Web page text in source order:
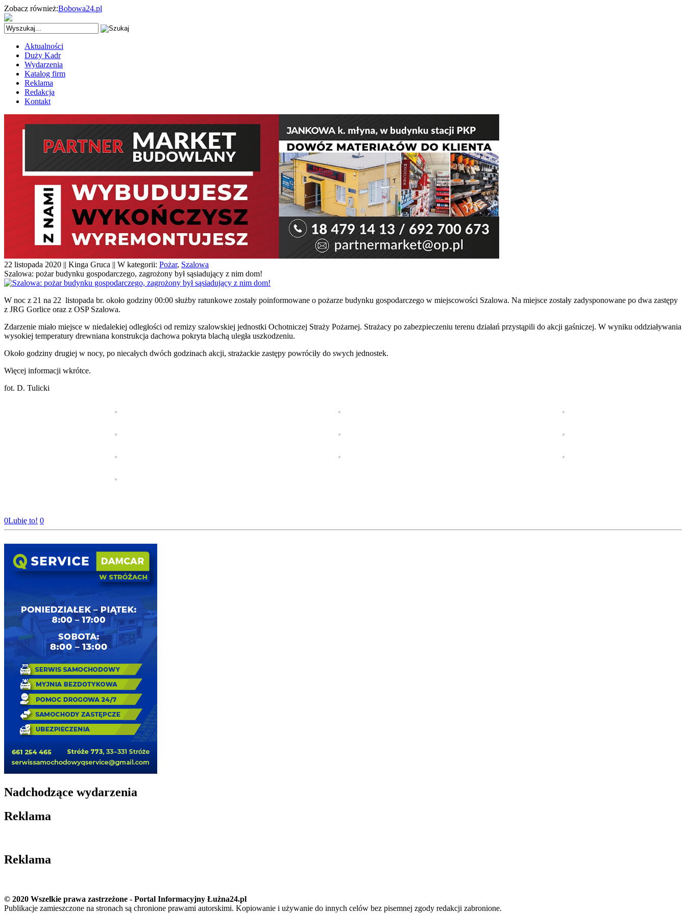
Zobacz również:Bobowa24.pl
Aktualności
Duży Kadr
Wydarzenia
Katalog firm
Reklama
Redakcja
Kontakt
22 listopada 2020 || Kinga Gruca || W kategorii: Pożar, Szalowa
Szalowa: pożar budynku gospodarczego, zagrożony był sąsiadujący z nim dom!
W noc z 21 na 22 listopada br. około godziny 00:00 służby ratunkowe zostały poinformowane o pożarze budynku gospodarczego w miejscowości Szalowa. Na miejsce zostały zadysponowane po dwa zastępy
z JRG Gorlice oraz z OSP Szalowa.
Zdarzenie miało miejsce w niedalekiej odległości od remizy szalowskiej jednostki Ochotniczej Straży Pożarnej. Strażacy po zabezpieczeniu terenu działań przystąpili do akcji gaśniczej. W wyniku oddziaływania
wysokiej temperatury drewniana konstrukcja dachowa pokryta blachą uległa uszkodzeniu.
Około godziny drugiej w nocy, po niecałych dwóch godzinach akcji, strażackie zastępy powróciły do swych jednostek.
Więcej informacji wkrótce.
fot. D. Tulicki
0Lubię to! 0
Nadchodzące wydarzenia
Reklama
Reklama
© 2020 Wszelkie prawa zastrzeżone - Portal Informacyjny Łużna24.pl
Publikacje zamieszczone na stronach są chronione prawami autorskimi. Kopiowanie i używanie do innych celów bez pisemnej zgody redakcji zabronione.